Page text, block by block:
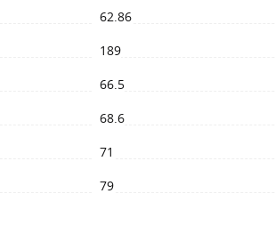
62.86
189
66.5
68.6
71
79